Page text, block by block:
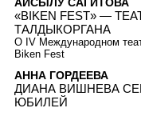
«BIKEN FEST» —
ТАЛДЫКОРГАНА
О IV Международном
Biken Fest
АННА ГОРДЕЕВА
ДИАНА ВИШНЕВА
ЮБИЛЕЙ